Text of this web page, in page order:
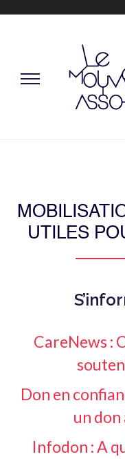
UTILES
CareNews :
Don en
un
Infodon : A